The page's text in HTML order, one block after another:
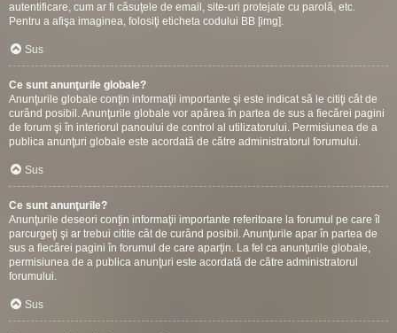
autentificare, cum ar fi căsuţele de email, site-uri protejate cu parolă, etc.
Pentru a afişa imaginea, folosiţi eticheta codului BB [img].
Sus
Ce sunt anunţurile globale?
Anunţurile globale conţin informaţii importante şi este indicat să le citiţi cât de
curând posibil. Anunţurile globale vor apărea în partea de sus a fiecărei pagini
de forum şi în interiorul panoului de control al utilizatorului. Permisiunea de a
publica anunţuri globale este acordată de către administratorul forumului.
Sus
Ce sunt anunţurile?
Anunţurile deseori conţin informaţii importante referitoare la forumul pe care îl
parcurgeţi şi ar trebui citite cât de curând posibil. Anunţurile apar în partea de
sus a fiecărei pagini în forumul de care aparţin. La fel ca anunţurile globale,
permisiunea de a publica anunţuri este acordată de către administratorul
forumului.
Sus